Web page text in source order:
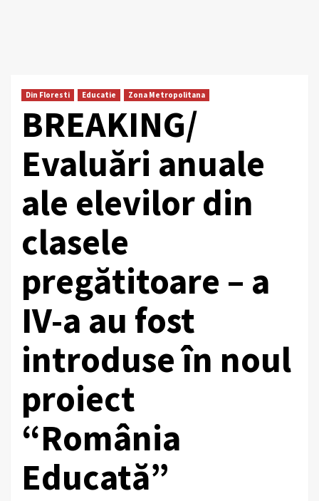
Din Floresti Educatie Zona Metropolitana
BREAKING/
Evaluări anuale
ale elevilor din
clasele
pregătitoare – a
IV-a au fost
introduse în noul
proiect
“România
Educată”